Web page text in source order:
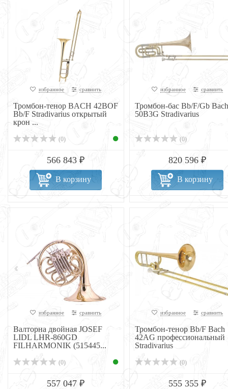
избранное сравнить
Тромбон-тенор BACH 42BOF
Bb/F Stradivarius открытый
крон ...
(0)
566 843 ₽
В корзину
избранное сравнить
Тромбон-бас Bb/F/Gb Bach
50B3G Stradivarius
(0)
820 596 ₽
В корзину
избранное сравнить
Валторна двойная JOSEF
LIDL LHR-860GD
FILHARMONIK (515445...
(0)
557 047 ₽
избранное сравнить
Тромбон-тенор Bb/F Bach
42AG профессиональный
Stradivarius
(0)
555 355 ₽